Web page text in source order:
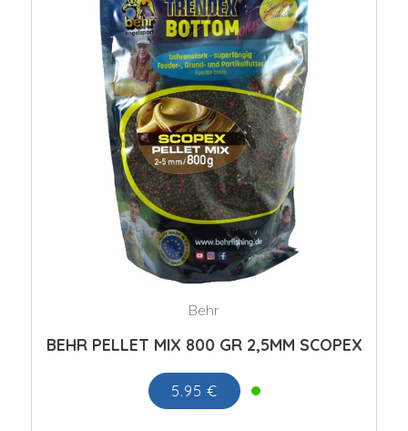
Behr
BEHR PELLET MIX 800 GR 2,5MM SCOPEX
5.95 €